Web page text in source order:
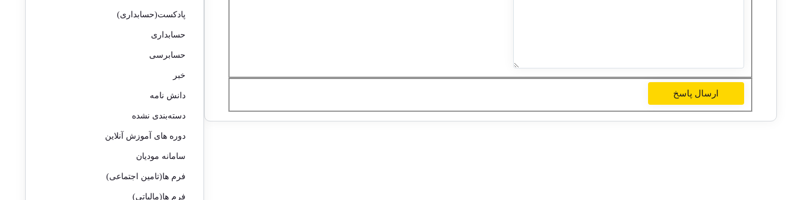
پادکست(حسابداری)
حسابداری
حسابرسی
خبر
دانش نامه
دسته‌بندی نشده
دوره های آموزش آنلاین
سامانه مودیان
فرم ها(تامین اجتماعی)
فرم ها(مالیاتی)